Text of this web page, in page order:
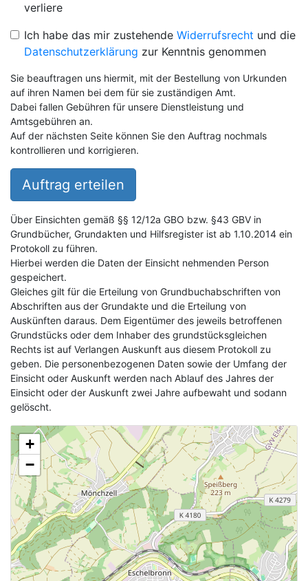
verliere
Ich habe das mir zustehende Widerrufsrecht und die
Datenschutzerklärung zur Kenntnis genommen
Sie beauftragen uns hiermit, mit der Bestellung von Urkunden
auf ihren Namen bei dem für sie zuständigen Amt.
Dabei fallen Gebühren für unsere Dienstleistung und
Amtsgebühren an.
Auf der nächsten Seite können Sie den Auftrag nochmals
kontrollieren und korrigieren.
Auftrag erteilen
Über Einsichten gemäß §§ 12/12a GBO bzw. §43 GBV in
Grundbücher, Grundakten und Hilfsregister ist ab 1.10.2014 ein
Protokoll zu führen.
Hierbei werden die Daten der Einsicht nehmenden Person
gespeichert.
Gleiches gilt für die Erteilung von Grundbuchabschriften von
Abschriften aus der Grundakte und die Erteilung von
Auskünften daraus. Dem Eigentümer des jeweils betroffenen
Grundstücks oder dem Inhaber des grundstücksgleichen
Rechts ist auf Verlangen Auskunft aus diesem Protokoll zu
geben. Die personenbezogenen Daten sowie der Umfang der
Einsicht oder Auskunft werden nach Ablauf des Jahres der
Einsicht oder der Auskunft zwei Jahre aufbewaht und sodann
gelöscht.
+
−